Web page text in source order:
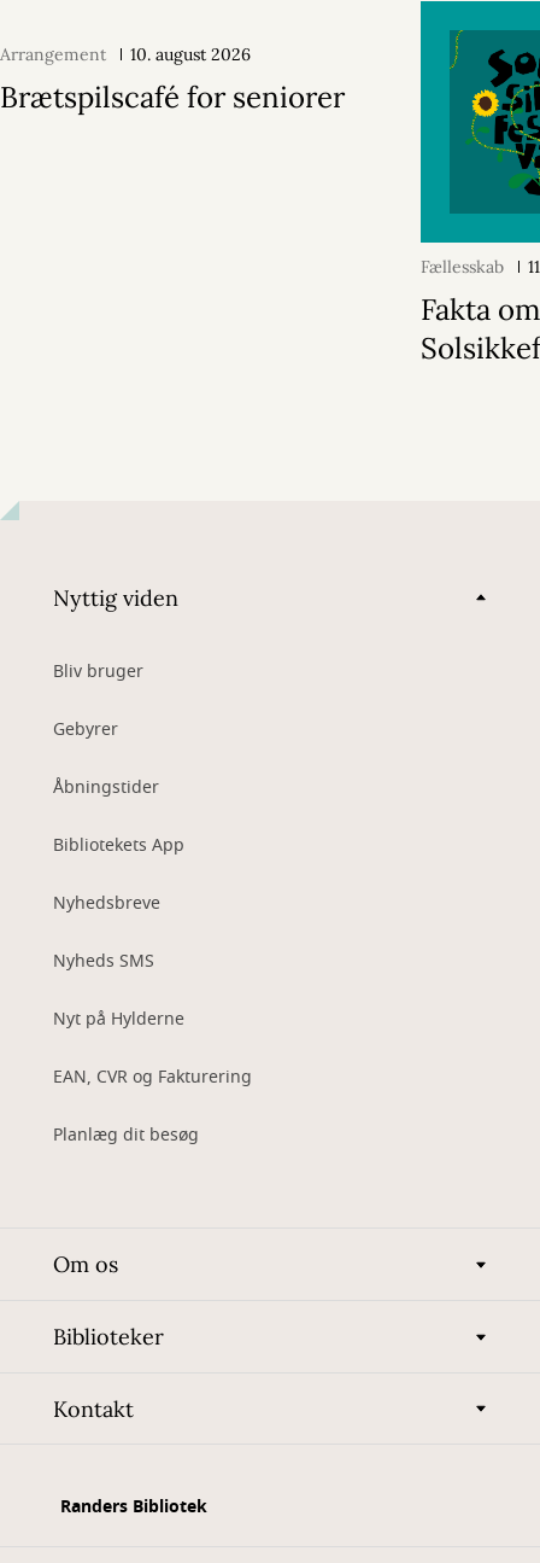
Arrangement 10. august 2026
Brætspilscafé for seniorer
Fællesskab
Fakta om
Nyttig viden
Bliv bruger
Gebyrer
Åbningstider
Bibliotekets App
Nyhedsbreve
Nyheds SMS
Nyt på Hylderne
EAN, CVR og Fakturering
Planlæg dit besøg
Om os
Biblioteker
Kontakt
Randers Bibliotek